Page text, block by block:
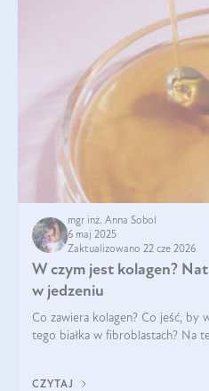
mgr inż. Anna Sobol
6 maj 2025
Zaktualizowano 22 cze 2026
W czym jest kolagen?
w jedzeniu
Co zawiera kolagen? Co jeść, by
tego białka w fibroblastach? Na
CZYTAJ